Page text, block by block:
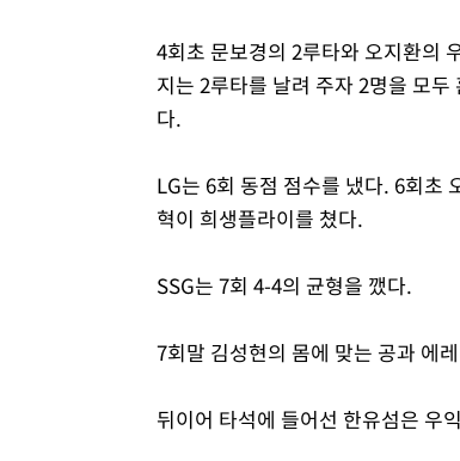
4회초 문보경의 2루타와 오지환의
지는 2루타를 날려 주자 2명을 모
다.
LG는 6회 동점 점수를 냈다. 6회초
혁이 희생플라이를 쳤다.
SSG는 7회 4-4의 균형을 깼다.
7회말 김성현의 몸에 맞는 공과 에
뒤이어 타석에 들어선 한유섬은 우